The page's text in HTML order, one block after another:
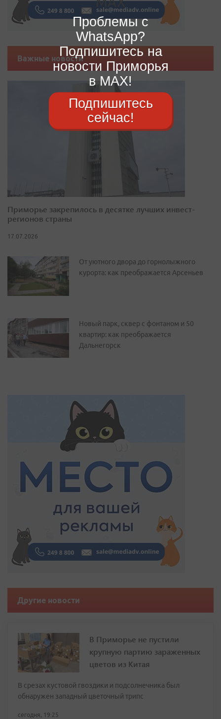
Важные новости
Приморье закрепилось в десятке лучших инвест-
регионов страны
17.07.2026
От уютного двора до горнолыжного
курорта: как преображается Арсеньев
Новый парк, сквер с фонтаном и 50
квартир: как преображается
Дальнегорск
Другие новости
В Приморье не пустили
крупную партию зараженных
цветов из Китая
В срезах кустовой гвоздики и подсолнечника был
обнаружен западный цветочный трипс
сегодня, 19:25
Проблемы с
WhatsApp?
Подпишитесь на
новости Приморья
в MAX!
Подпишитесь
сейчас!